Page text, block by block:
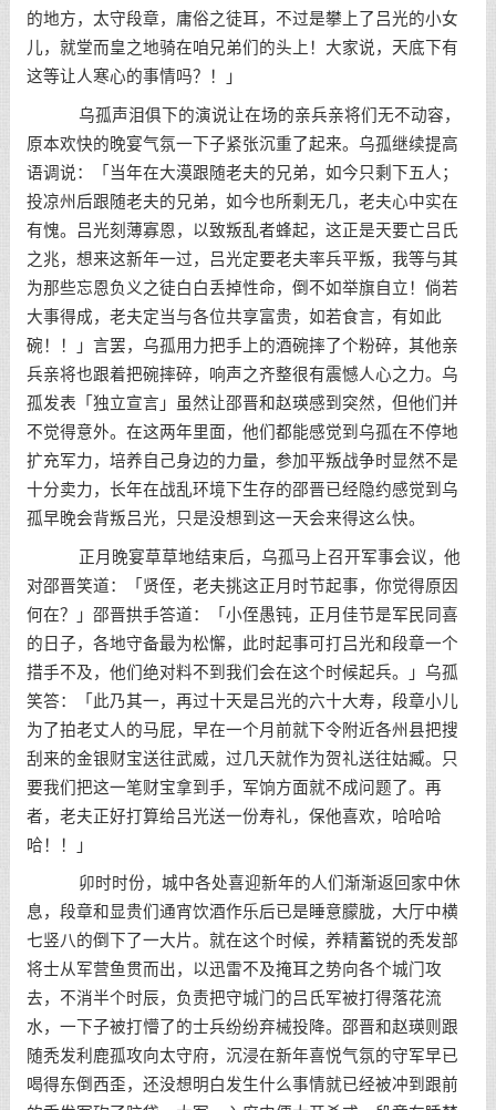
的地方，太守段章，庸俗之徒耳，不过是攀上了吕光的小女
儿，就堂而皇之地骑在咱兄弟们的头上！大家说，天底下有
这等让人寒心的事情吗？！」
乌孤声泪俱下的演说让在场的亲兵亲将们无不动容，
原本欢快的晚宴气氛一下子紧张沉重了起来。乌孤继续提高
语调说：「当年在大漠跟随老夫的兄弟，如今只剩下五人；
投凉州后跟随老夫的兄弟，如今也所剩无几，老夫心中实在
有愧。吕光刻薄寡恩，以致叛乱者蜂起，这正是天要亡吕氏
之兆，想来这新年一过，吕光定要老夫率兵平叛，我等与其
为那些忘恩负义之徒白白丢掉性命，倒不如举旗自立！倘若
大事得成，老夫定当与各位共享富贵，如若食言，有如此
碗！！」言罢，乌孤用力把手上的酒碗摔了个粉碎，其他亲
兵亲将也跟着把碗摔碎，响声之齐整很有震憾人心之力。乌
孤发表「独立宣言」虽然让邵晋和赵瑛感到突然，但他们并
不觉得意外。在这两年里面，他们都能感觉到乌孤在不停地
扩充军力，培养自己身边的力量，参加平叛战争时显然不是
十分卖力，长年在战乱环境下生存的邵晋已经隐约感觉到乌
孤早晚会背叛吕光，只是没想到这一天会来得这么快。
正月晚宴草草地结束后，乌孤马上召开军事会议，他
对邵晋笑道：「贤侄，老夫挑这正月时节起事，你觉得原因
何在？」邵晋拱手答道：「小侄愚钝，正月佳节是军民同喜
的日子，各地守备最为松懈，此时起事可打吕光和段章一个
措手不及，他们绝对料不到我们会在这个时候起兵。」乌孤
笑答：「此乃其一，再过十天是吕光的六十大寿，段章小儿
为了拍老丈人的马屁，早在一个月前就下令附近各州县把搜
刮来的金银财宝送往武威，过几天就作为贺礼送往姑臧。只
要我们把这一笔财宝拿到手，军饷方面就不成问题了。再
者，老夫正好打算给吕光送一份寿礼，保他喜欢，哈哈哈
哈！！」
卯时时份，城中各处喜迎新年的人们渐渐返回家中休
息，段章和显贵们通宵饮酒作乐后已是睡意朦胧，大厅中横
七竖八的倒下了一大片。就在这个时候，养精蓄锐的秃发部
将士从军营鱼贯而出，以迅雷不及掩耳之势向各个城门攻
去，不消半个时辰，负责把守城门的吕氏军被打得落花流
水，一下子被打懵了的士兵纷纷弃械投降。邵晋和赵瑛则跟
随秃发利鹿孤攻向太守府，沉浸在新年喜悦气氛的守军早已
喝得东倒西歪，还没想明白发生什么事情就已经被冲到跟前